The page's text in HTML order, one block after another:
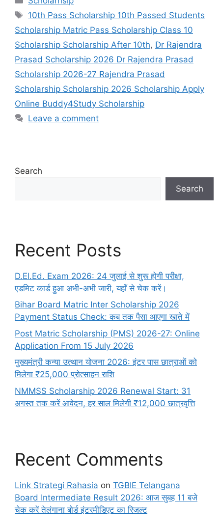
Tags
10th Pass Scholarship 10th Passed Students
Scholarship Matric Pass Scholarship Class 10
Scholarship Scholarship After 10th, Dr Rajendra
Prasad Scholarship 2026 Dr Rajendra Prasad
Scholarship 2026-27 Rajendra Prasad
Scholarship Scholarship 2026 Scholarship Apply
Online Buddy4Study Scholarship
Leave a comment
Search
Search
Recent Posts
D.El.Ed. Exam 2026: 24 जुलाई से शुरू होगी परीक्षा,
एडमिट कार्ड हुआ अभी-अभी जारी, यहाँ से चेक करें।
Bihar Board Matric Inter Scholarship 2026
Payment Status Check: कब तक पैसा आएगा खाते में
Post Matric Scholarship (PMS) 2026-27: Online
Application From 15 July 2026
मुख्यमंत्री कन्या उत्थान योजना 2026: इंटर पास छात्राओं को
मिलेगा ₹25,000 प्रोत्साहन राशि
NMMSS Scholarship 2026 Renewal Start: 31
अगस्त तक करें आवेदन, हर साल मिलेगी ₹12,000 छात्रवृत्ति
Recent Comments
Link Strategi Rahasia on TGBIE Telangana
Board Intermediate Result 2026: आज सुबह 11 बजे
चेक करें तेलंगाना बोर्ड इंटरमीडिएट का रिजल्ट